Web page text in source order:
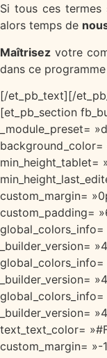
Si tous ces
alors temps de
Maîtrisez votre
dans ce
[/et_pb_text][/
[et_pb_section
_module_preset=
background_color=
min_height_tablet=
custom_margin=
custom_padding=
_builder_version=
_builder_version=
_builder_version=
text_text_color=
custom_margin=